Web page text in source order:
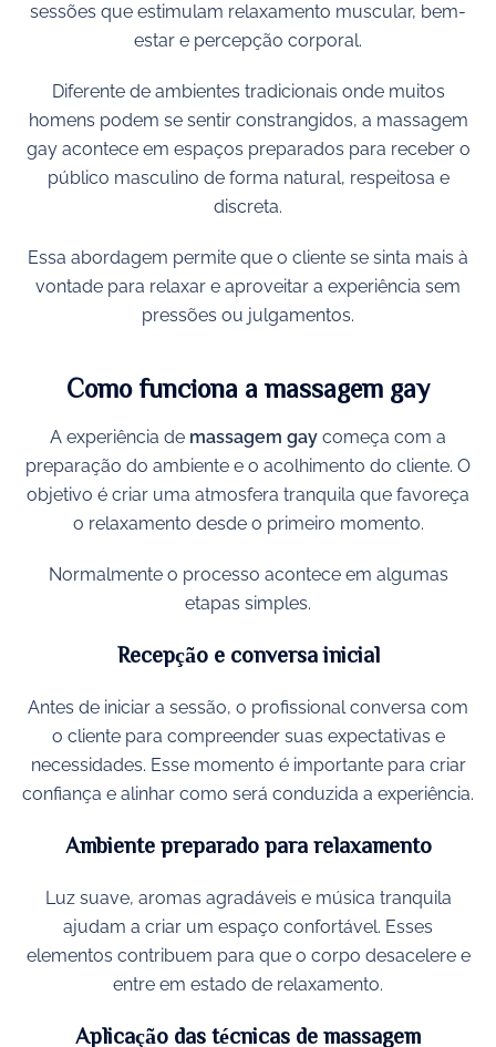
sessões que estimulam relaxamento muscular, bem-
estar e percepção corporal.
Diferente de ambientes tradicionais onde muitos
homens podem se sentir constrangidos, a massagem
gay acontece em espaços preparados para receber o
público masculino de forma natural, respeitosa e
discreta.
Essa abordagem permite que o cliente se sinta mais à
vontade para relaxar e aproveitar a experiência sem
pressões ou julgamentos.
Como funciona a massagem gay
A experiência de massagem gay começa com a
preparação do ambiente e o acolhimento do cliente. O
objetivo é criar uma atmosfera tranquila que favoreça
o relaxamento desde o primeiro momento.
Normalmente o processo acontece em algumas
etapas simples.
Recepção e conversa inicial
Antes de iniciar a sessão, o profissional conversa com
o cliente para compreender suas expectativas e
necessidades. Esse momento é importante para criar
confiança e alinhar como será conduzida a experiência.
Ambiente preparado para relaxamento
Luz suave, aromas agradáveis e música tranquila
ajudam a criar um espaço confortável. Esses
elementos contribuem para que o corpo desacelere e
entre em estado de relaxamento.
Aplicação das técnicas de massagem